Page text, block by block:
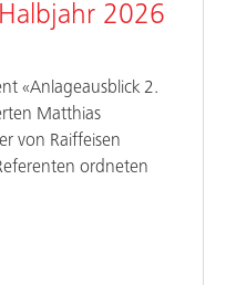
2026
«Anlageausblick 2.
Matthias
von Raiffeisen
ordneten